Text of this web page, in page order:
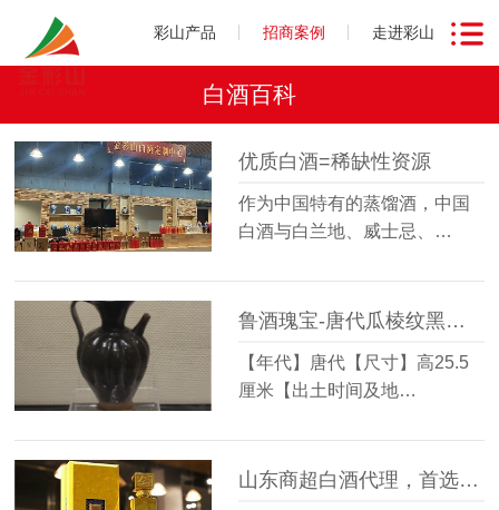
彩山产品 招商案例 走进彩山
白酒百科
优质白酒=稀缺性资源
作为中国特有的蒸馏酒，中国
白酒与白兰地、威士忌、…
鲁酒瑰宝-唐代瓜棱纹黑釉瓷执壶
【年代】唐代【尺寸】高25.5
厘米【出土时间及地…
山东商超白酒代理，首选山东彩山特曲